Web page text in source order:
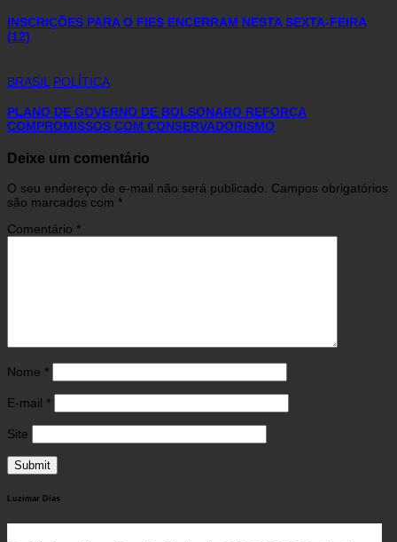
INSCRIÇÕES PARA O FIES ENCERRAM NESTA SEXTA-FEIRA
(12)
BRASIL POLÍTICA
PLANO DE GOVERNO DE BOLSONARO REFORÇA
COMPROMISSOS COM CONSERVADORISMO
Deixe um comentário
O seu endereço de e-mail não será publicado. Campos obrigatórios
são marcados com *
Comentário *
Nome *
E-mail *
Site
Luzimar Dias